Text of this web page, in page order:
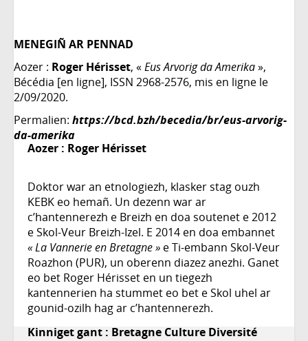
MENEGIÑ AR PENNAD
Aozer : Roger Hérisset, «Eus Arvorig da Amerika»,
Bécédia [en ligne], ISSN 2968-2576, mis en ligne le
2/09/2020.
Permalien: https://bcd.bzh/becedia/br/eus-arvorig-
da-amerika
Aozer : Roger Hérisset
Doktor war an etnologiezh, klasker stag ouzh
KEBK eo hemañ. Un dezenn war ar
c’hantennerezh e Breizh en doa soutenet e 2012
e Skol-Veur Breizh-Izel. E 2014 en doa embannet
« La Vannerie en Bretagne » e Ti-embann Skol-Veur
Roazhon (PUR), un oberenn diazez anezhi. Ganet
eo bet Roger Hérisset en un tiegezh
kantennerien ha stummet eo bet e Skol uhel ar
gounid-ozilh hag ar c’hantennerezh.
Kinniget gant : Bretagne Culture Diversité